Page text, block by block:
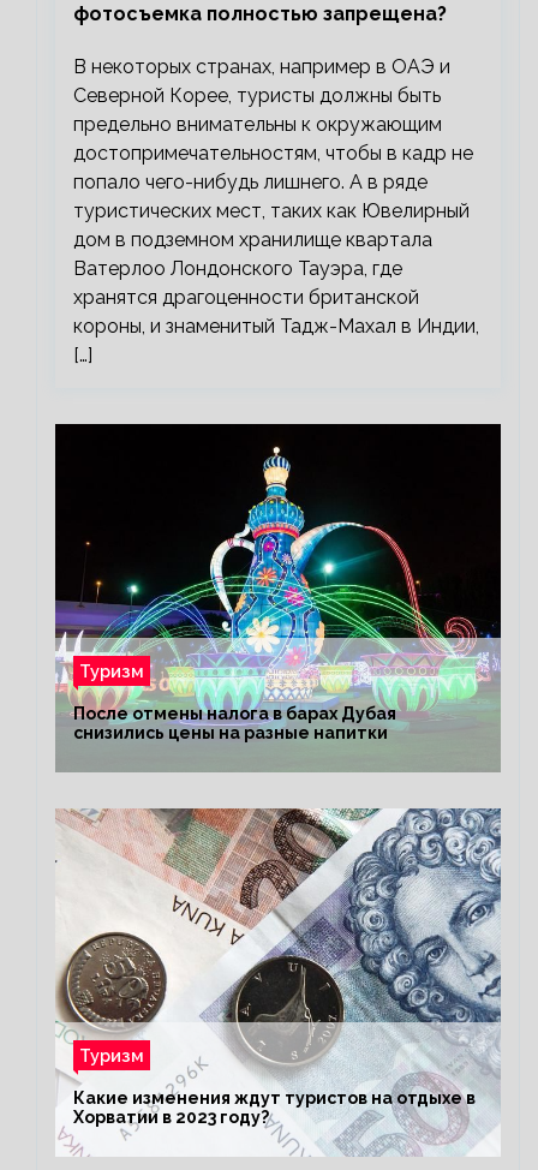
фотосъемка полностью запрещена?
В некоторых странах, например в ОАЭ и
Северной Корее, туристы должны быть
предельно внимательны к окружающим
достопримечательностям, чтобы в кадр не
попало чего-нибудь лишнего. А в ряде
туристических мест, таких как Ювелирный
дом в подземном хранилище квартала
Ватерлоо Лондонского Тауэра, где
хранятся драгоценности британской
короны, и знаменитый Тадж-Махал в Индии,
[…]
Туризм
После отмены налога в барах Дубая
снизились цены на разные напитки
Туризм
Какие изменения ждут туристов на отдыхе в
Хорватии в 2023 году?